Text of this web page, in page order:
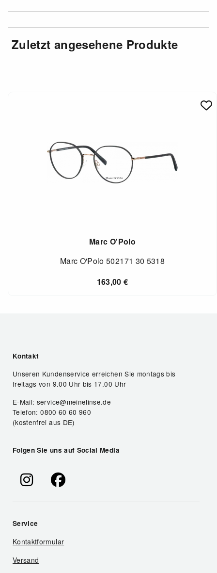
Zuletzt angesehene Produkte
Marc O'Polo
Marc O'Polo 502171 30 5318
163,00€
Kontakt
Unseren Kundenservice erreichen Sie montags bis
freitags von 9.00 Uhr bis 17.00 Uhr
E-Mail: service@meinelinse.de
Telefon: 0800 60 60 960
(kostenfrei aus DE)
Folgen Sie uns auf Social Media
Service
Kontaktformular
Versand